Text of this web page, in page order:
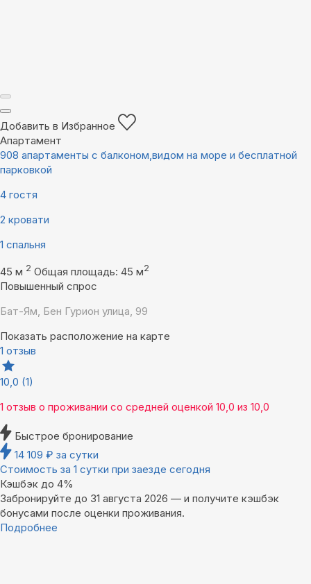
Добавить в Избранное
Апартамент
908 апартаменты с балконом,видом на море и бесплатной
парковкой
4 гостя
2 кровати
1 спальня
45 м 2 Общая площадь: 45 м2
Повышенный спрос
Бат-Ям, Бен Гурион улица, 99
Показать расположение на карте
1 отзыв
10,0 (1)
1 отзыв о проживании со средней оценкой 10,0 из 10,0
Быстрое бронирование
14 109 ₽ за сутки
Стоимость за 1 сутки при заезде сегодня
Кэшбэк до 4%
Забронируйте до 31 августа 2026 — и получите кэшбэк
бонусами после оценки проживания.
Подробнее